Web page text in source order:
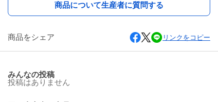
商品について生産者に質問する
商品をシェア リンクをコピー
みんなの投稿
投稿はありません